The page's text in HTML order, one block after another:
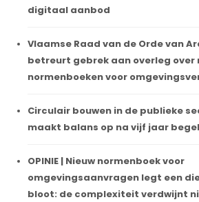
digitaal aanbod
Vlaamse Raad van de Orde van
betreurt gebrek aan overleg over
normenboeken voor
Circulair bouwen in de publieke
maakt balans op na vijf jaar
OPINIE | Nieuw normenboek voor
omgevingsaanvragen legt een
bloot: de complexiteit verdwijnt